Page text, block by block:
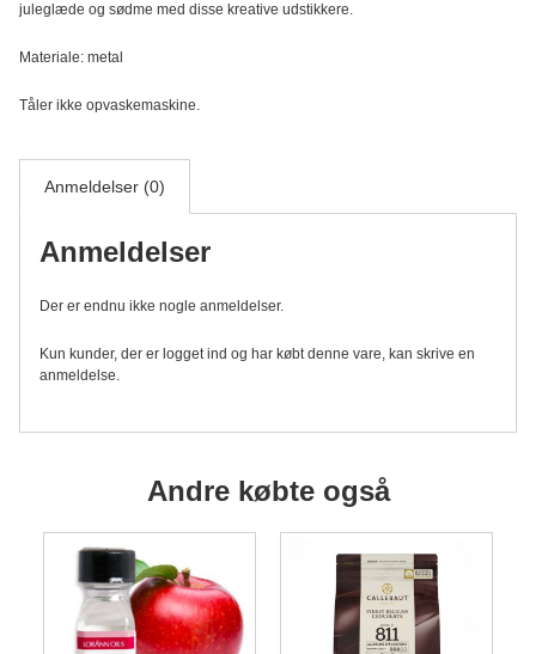
juleglæde og sødme med disse kreative udstikkere.
Materiale: metal
Tåler ikke opvaskemaskine.
Anmeldelser (0)
Anmeldelser
Der er endnu ikke nogle anmeldelser.
Kun kunder, der er logget ind og har købt denne vare, kan skrive en
anmeldelse.
Andre købte også